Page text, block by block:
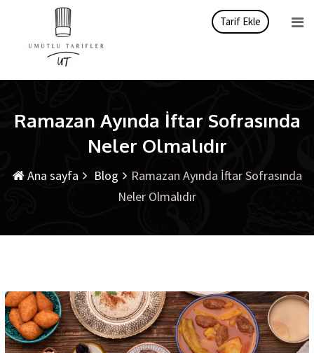
Tarif Ekle
Ramazan Ayında İftar Sofrasında
Neler Olmalıdır
Ana sayfa Blog
Ramazan Ayında İftar Sofrasında
Neler Olmalıdır